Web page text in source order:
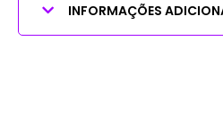
INFORMAÇÕES